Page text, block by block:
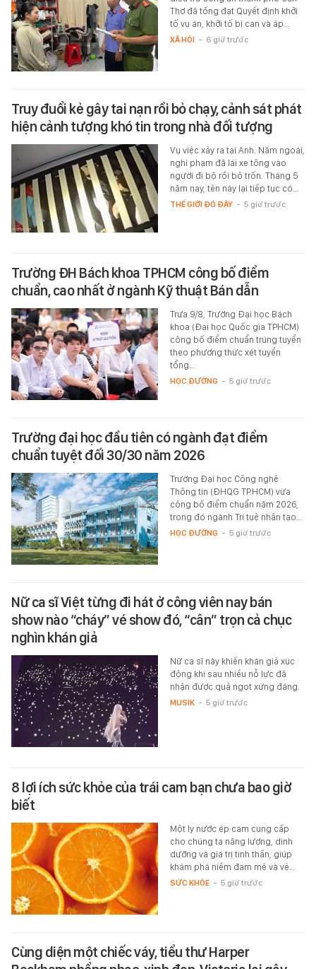
Thơ đã tống đạt Quyết định khởi
tố vụ án, khởi tố bị can và áp…
XÃ HỘI - 6 giờ trước
Truy đuổi kẻ gây tai nạn rồi bỏ chạy, cảnh sát phát
hiện cảnh tượng khó tin trong nhà đối tượng
Vụ việc xảy ra tại Anh. Năm ngoái,
nghi phạm đã lái xe tông vào
người đi bộ rồi bỏ trốn. Tháng 5
năm nay, tên này lại tiếp tục có…
THẾ GIỚI ĐÓ ĐÂY - 5 giờ trước
Trường ĐH Bách khoa TPHCM công bố điểm
chuẩn, cao nhất ở ngành Kỹ thuật Bán dẫn
Trưa 9/8, Trường Đại học Bách
khoa (Đại học Quốc gia TPHCM)
công bố điểm chuẩn trúng tuyển
theo phương thức xét tuyển
tổng…
HỌC ĐƯỜNG - 5 giờ trước
Trường đại học đầu tiên có ngành đạt điểm
chuẩn tuyệt đối 30/30 năm 2026
Trường Đại học Công nghệ
Thông tin (ĐHQG TP.HCM) vừa
công bố điểm chuẩn năm 2026,
trong đó ngành Trí tuệ nhân tạo…
HỌC ĐƯỜNG - 5 giờ trước
Nữ ca sĩ Việt từng đi hát ở công viên nay bán
show nào “cháy” vé show đó, “cân” trọn cả chục
nghìn khán giả
Nữ ca sĩ này khiến khán giả xúc
động khi sau nhiều nỗ lực đã
nhận được quả ngọt xứng đáng.
MUSIK - 5 giờ trước
8 lợi ích sức khỏe của trái cam bạn chưa bao giờ
biết
Một ly nước ép cam cung cấp
cho chúng ta năng lượng, dinh
dưỡng và giá trị tinh thần, giúp
khám phá niềm đam mê và vẻ…
SỨC KHỎE - 5 giờ trước
Cùng diện một chiếc váy, tiểu thư Harper